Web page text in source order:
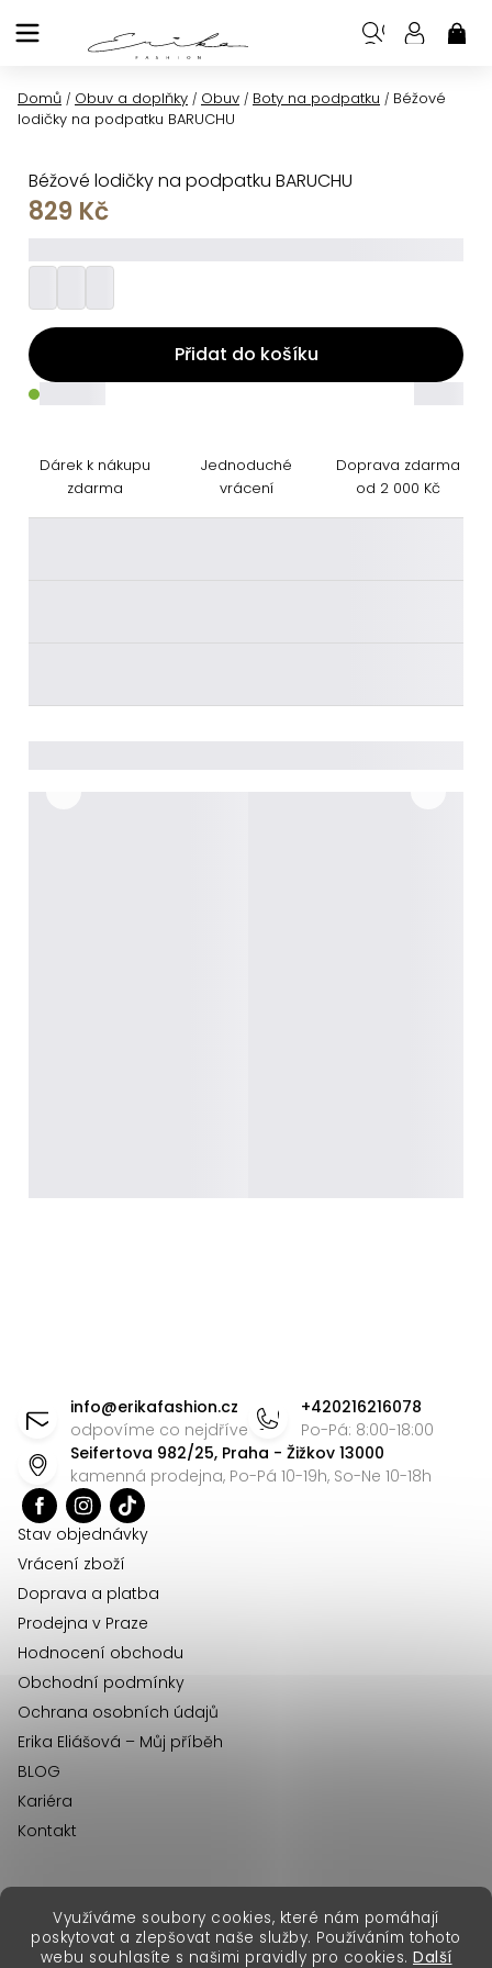
Využíváme soubory cookies, které nám pomáhají
poskytovat a zlepšovat naše služby. Používáním tohoto
webu souhlasíte s našimi pravidly pro cookies. Další
na
Domů / Obuv a doplňky / Obuv / Boty na podpatku / Béžové
lodičky na podpatku BARUCHU
Béžové lodičky na podpatku BARUCHU
829 Kč
Přidat do košíku
Dárek k nákupu
zdarma
Jednoduché
vrácení
Doprava zdarma
od 2 000 Kč
info@erikafashion.cz
odpovíme co nejdříve
+420216216078
Po-Pá: 8:00-18:00
Seifertova 982/25, Praha - Žižkov 13000
kamenná prodejna, Po-Pá 10-19h, So-Ne 10-18h
Stav objednávky
Vrácení zboží
Doprava a platba
Prodejna v Praze
Hodnocení obchodu
Obchodní podmínky
Ochrana osobních údajů
Erika Eliášová – Můj příběh
BLOG
Kariéra
Kontakt
Copyright 2026Erika Fashion. Všechna práva vyhrazena.
erikafashion.sk